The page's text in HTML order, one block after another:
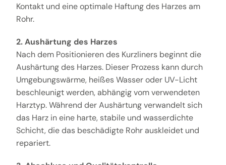
Kontakt und eine optimale Haftung des Harzes am
Rohr.
2. Aushärtung des Harzes
Nach dem Positionieren des Kurzliners beginnt die
Aushärtung des Harzes. Dieser Prozess kann durch
Umgebungswärme, heißes Wasser oder UV-Licht
beschleunigt werden, abhängig vom verwendeten
Harztyp. Während der Aushärtung verwandelt sich
das Harz in eine harte, stabile und wasserdichte
Schicht, die das beschädigte Rohr auskleidet und
repariert.